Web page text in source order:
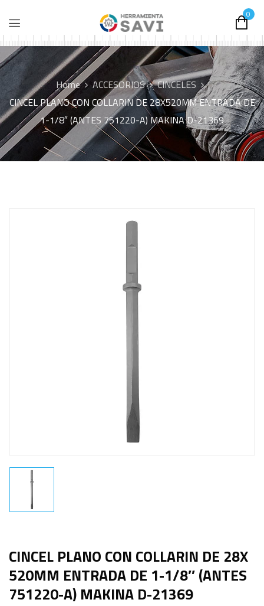
0
Home ACCESORIOS
CINCELES
CINCEL PLANO CON COLLARIN DE 28X520MM ENTRADA DE
1-1/8″ (ANTES 751220-A) MAKINA D-21369
CINCEL PLANO CON COLLARIN DE 28X
520MM ENTRADA DE 1-1/8″ (ANTES
751220-A) MAKINA D-21369